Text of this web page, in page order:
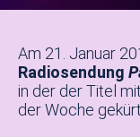
Am 21. Januar
Radiosendung
in der der Titel
der Woche